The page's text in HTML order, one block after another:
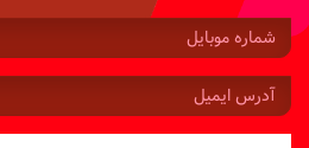
شماره
موبایل:
آدرس
ایمیل: